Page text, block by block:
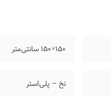
۱۵۰×۱۵۰ سانتی‌متر
نخ – پلی‌استر